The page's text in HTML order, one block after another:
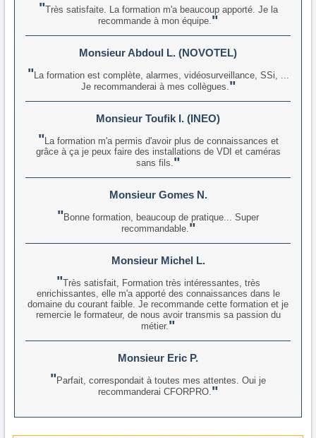
Très satisfaite. La formation m'a beaucoup apporté. Je la
recommande à mon équipe.
Monsieur Abdoul L. (NOVOTEL)
La formation est complète, alarmes, vidéosurveillance, SSi, ...
Je recommanderai à mes collègues.
Monsieur Toufik I. (INEO)
La formation m'a permis d'avoir plus de connaissances et
grâce à ça je peux faire des installations de VDI et caméras
sans fils.
Monsieur Gomes N.
Bonne formation, beaucoup de pratique... Super
recommandable.
Monsieur Michel L.
Très satisfait, Formation très intéressantes, très
enrichissantes, elle m'a apporté des connaissances dans le
domaine du courant faible. Je recommande cette formation et je
remercie le formateur, de nous avoir transmis sa passion du
métier.
Monsieur Eric P.
Parfait, correspondait à toutes mes attentes. Oui je
recommanderai CFORPRO.